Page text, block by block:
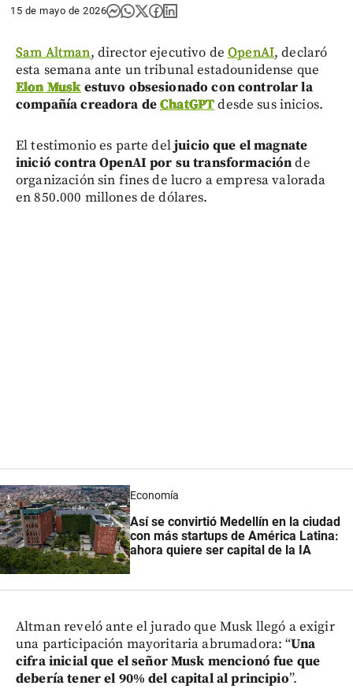
15 de mayo de 2026
Sam Altman, director ejecutivo deOpenAI, declaró
esta semana ante un tribunal estadounidense que
Elon Muskestuvo obsesionado con controlar la
compañía creadora deChatGPTdesde sus inicios.
El testimonio es parte deljuicio que el magnate
inició contra OpenAI por su transformaciónde
organización sin fines de lucro a empresa valorada
en 850.000 millones de dólares.
Economía
Así se convirtió Medellín en la ciudad
con más startups de América Latina:
ahora quiere ser capital de la IA
Altman reveló ante el jurado que Musk llegó a exigir
una participación mayoritaria abrumadora: “Una
cifra inicial que el señor Musk mencionó fue que
debería tener el 90% del capital al principio”.